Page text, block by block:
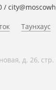
/
Таунхаус
д. 26,